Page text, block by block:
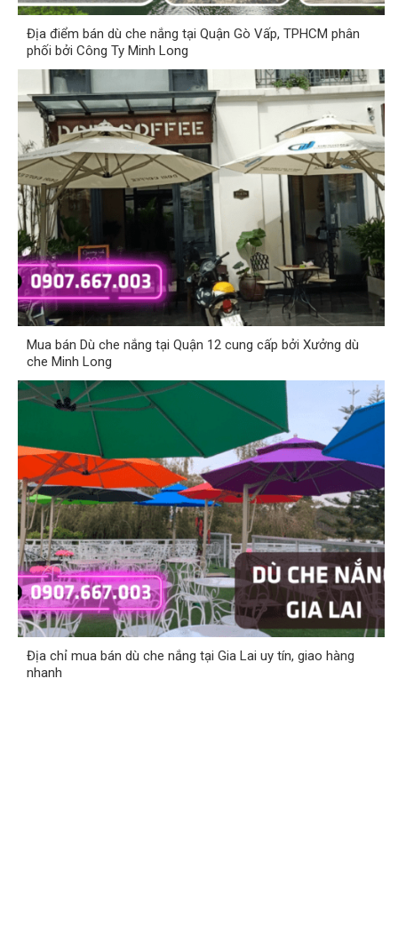
Địa điểm bán dù che nắng tại Quận Gò Vấp, TPHCM phân
phối bởi Công Ty Minh Long
Mua bán Dù che nắng tại Quận 12 cung cấp bởi Xưởng dù
che Minh Long
Địa chỉ mua bán dù che nắng tại Gia Lai uy tín, giao hàng
nhanh